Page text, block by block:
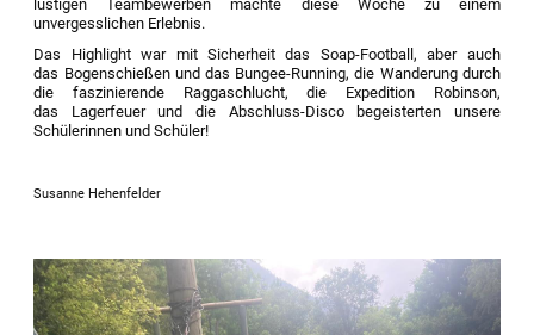
lustigen Teambewerben machte diese Woche zu einem
unvergesslichen Erlebnis.
Das Highlight war mit Sicherheit das Soap-Football, aber auch
das Bogenschießenund das Bungee-Running, die Wanderung durch
die faszinierende Raggaschlucht,
die Expedition Robinson,
das Lagerfeuer unddie Abschluss-Disco begeisterten unsere
Schülerinnen und Schüler!
Susanne Hehenfelder